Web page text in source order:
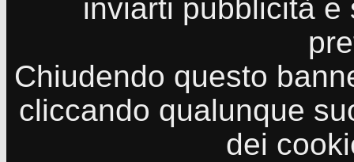
inviarti pubblicità
Chiudendo questo
cliccando qualunque
dei